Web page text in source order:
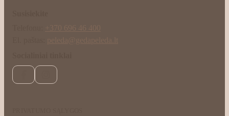
FacebookInstagram